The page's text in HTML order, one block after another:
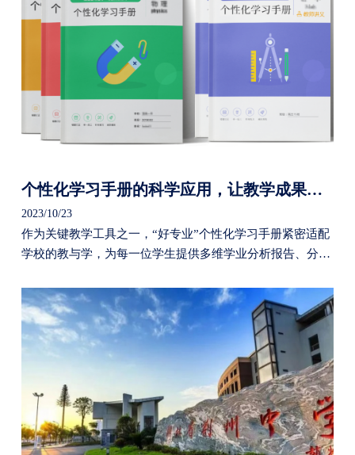
个性化学习手册的科学应用，让教学成果提升更有效
2023/10/23
作为关键教学工具之一，“好专业”个性化学习手册紧密适配
学校的教与学，为每一位学生提供多维学业分析报告、分类
薄弱知识点巩固，实现精准练习。